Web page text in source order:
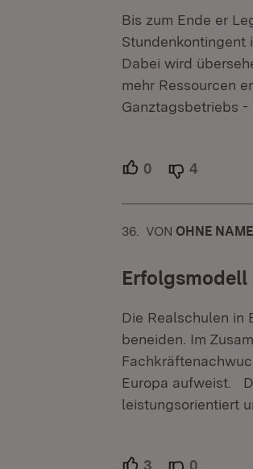
Bis zum Ende er
Stundenkontingent
Dabei wird
mehr Ressourcen
Ganztagsbetriebs
0 Unterstützer.
4
36. KOMMENTAR
VON :OHNE NAME
Erfolgsmodell
Die Realschulen in
beneiden. Im
Europa aufweist.
leistungsorientiert
3 Unterstützer.
0